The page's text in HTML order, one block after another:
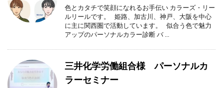
色とカタチで笑顔になれるお手伝い カラーズ・リー
ルリールです。 姫路、加古川、神戸、大阪を中心
に主に関西圏で活動しています。 似合う色で魅力
アップのパーソナルカラー診断 バ ...
三井化学労働組合様 パーソナルカ
ラーセミナー